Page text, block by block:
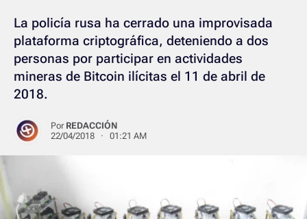
La policía rusa ha cerrado una improvisada
plataforma criptográfica, deteniendo a dos
personas por participar en actividades
mineras de Bitcoin ilícitas el 11 de abril de
2018.
Por REDACCIÓN
22/04/2018 · 01:21 AM